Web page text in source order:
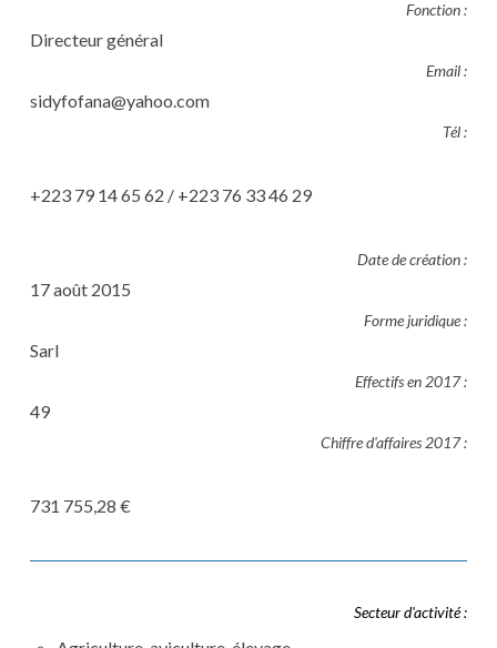
Fonction :
Directeur général
Email :
sidyfofana@yahoo.com
Tél :
+223 79 14 65 62 / +223 76 33 46 29
Date de création :
17 août 2015
Forme juridique :
Sarl
Effectifs en 2017 :
49
Chiffre d'affaires 2017 :
731 755,28 €
Secteur d'activité :